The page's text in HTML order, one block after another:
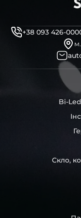
професійні
бутиловий
рідини для
і також для
які будуть на 100
вашої моделі авто.
Фотографії скла
автентичні та
професійного
складі в Києві. З
копіювання – на
знак із нашим
Без письмового
будь-які
Можна
так і пару чи
співробітники на
дбайливо
захисної стрейч-
повітрям – і все
час перевезення та
+38 093 426-
Bi-
Скло,